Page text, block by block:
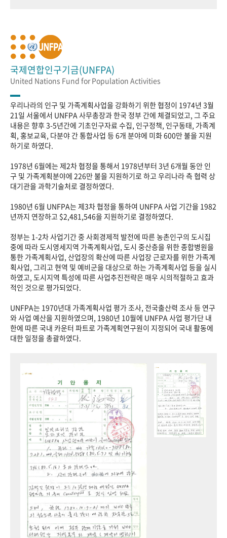
국제연합인구기금(UNFPA)
United Nations Fund for Population Activities
우리나라의 인구 및 가족계획사업을 강화하기 위한 협정이 1974년 3월
21일 서울에서 UNFPA 사무총장과 한국 정부 간에 체결되었고, 그 주요
내용은 향후 3-5년간에 기초인구자료 수집, 인구정책, 인구동태, 가족계
획, 홍보교육, 다분야 간 통합사업 등 6개 분야에 미화 600만 불을 지원
하기로 하였다.
1978년 6월에는 제2차 협정을 통해서 1978년부터 3년 6개월 동안 인
구 및 가족계획분야에 226만 불을 지원하기로 하고 우리나라 측 협력 상
대기관을 과학기술처로 결정하였다.
1980년 6월 UNFPA는 제3차 협정을 통하여 UNFPA 사업 기간을 1982
년까지 연장하고 $2,481,546을 지원하기로 결정하였다.
정부는 1-2차 사업기간 중 사회경제적 발전에 따른 농촌인구의 도시집
중에 따라 도시영세지역 가족계획사업, 도시 중산층을 위한 종합병원을
통한 가족계획사업, 산업장의 확산에 따른 사업장 근로자를 위한 가족계
획사업, 그리고 현역 및 예비군을 대상으로 하는 가족계획사업 등을 실시
하였고, 도시지역 특성에 따른 사업추진전략은 매우 시의적절하고 효과
적인 것으로 평가되었다.
UNFPA는 1970년대 가족계획사업 평가 조사, 전국출산력 조사 등 연구
와 사업 예산을 지원하였으며, 1980년 10월에 UNFPA 사업 평가단 내
한에 따른 국내 카운터 파트로 가족계획연구원이 지정되어 국내 활동에
대한 일정을 총괄하였다.